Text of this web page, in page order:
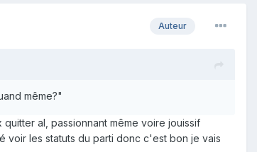
Auteur
même?"
al, passionnant même voire jouissif
voir les statuts du parti donc c'est bon je vais